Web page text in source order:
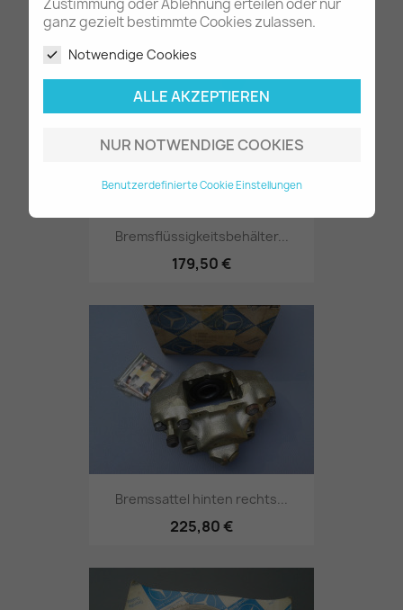
Zustimmung oder Ablehnung erteilen oder nur
ganz gezielt bestimmte Cookies zulassen.
Notwendige Cookies
ALLE AKZEPTIEREN
NUR NOTWENDIGE COOKIES
Benutzerdefinierte Cookie Einstellungen
Bremsflüssigkeitsbehälter...
179,50 €
Bremssattel hinten rechts...
225,80 €